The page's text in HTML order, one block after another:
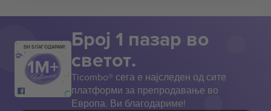
ВИ БЛАГОДАРАМ! Број 1 пазар во
светот.
Ticombo® сега е најследен од сите
платформи за препродавање во
Европа. Ви благодариме!